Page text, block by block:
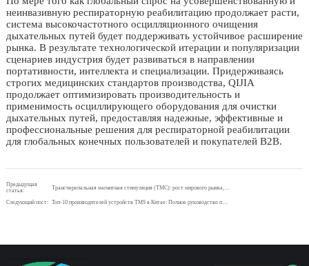
неинвазивную респираторную реабилитацию продолжает расти,
система высокочастотного осцилляционного очищения
дыхательных путей будет поддерживать устойчивое расширение
рынка. В результате технологической итерации и популяризации
сценариев индустрия будет развиваться в направлении
портативности, интеллекта и специализации. Придерживаясь
строгих медицинских стандартов производства, QIJIA
продолжает оптимизировать производительность и
применимость осциллирующего оборудования для очистки
дыхательных путей, предоставляя надежные, эффективные и
профессиональные решения для респираторной реабилитации
для глобальных конечных пользователей и покупателей B2B.
Предыдущая
статья:
Следующий пост: Топ-10 производителей устройств TMS в Китае: Полное руководство покупателя 2026 года